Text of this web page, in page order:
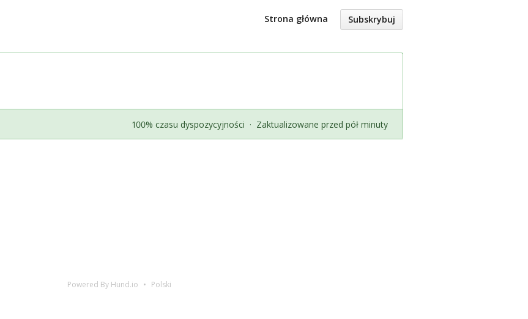
Strona główna Subskrybuj
100% czasu dyspozycyjności · Zaktualizowane przed pół minuty
Powered By Hund.io Polski